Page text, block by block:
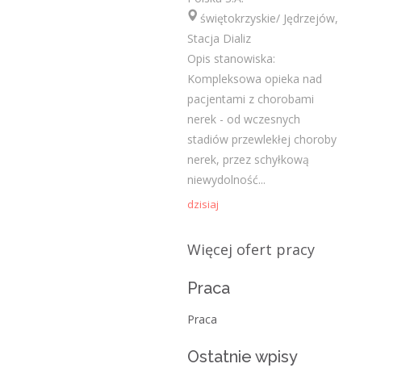
świętokrzyskim
-Aktywizacja zawodowa osób
niepełnosprawnych w świętokrzyskim
czytelnik-Aktywizacja zawodowa osób
niepełnosprawnych w świętokrzyskim
-Zawody nadwyżkowe w
województwie świętokrzyskim
Kategorie
Struktura zatrudnienia
świętokrzyskie/ Jędrzejów,
Stacja Dializ
Opis stanowiska:
Kompleksowa opieka nad
pacjentami z chorobami
nerek - od wczesnych
stadiów przewlekłej choroby
nerek, przez schyłkową
niewydolność...
dzisiaj
Więcej ofert pracy
Praca
Praca
Ostatnie wpisy